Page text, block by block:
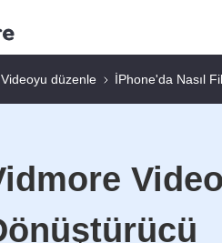
Videoyu düzenle İPhone'da Nasıl
Video